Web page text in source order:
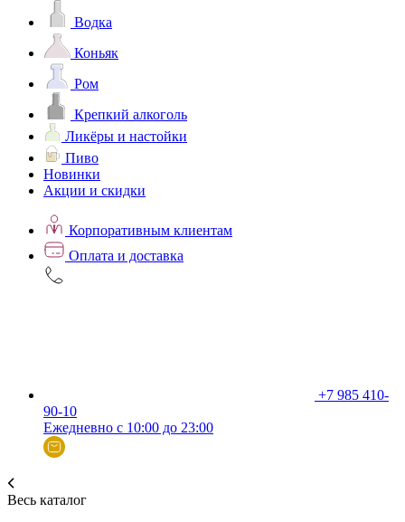
Водка
Коньяк
Ром
Крепкий алкоголь
Ликёры и настойки
Пиво
Новинки
Акции и скидки
Корпоративным клиентам
Оплата и доставка
+7 985 410-
90-10
Ежедневно с 10:00 до 23:00
Весь каталог